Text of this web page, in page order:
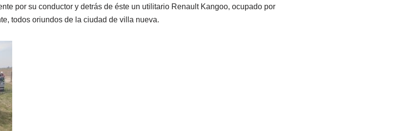
por su conductor y detrás de éste un utilitario Renault Kangoo, ocupado por
todos oriundos de la ciudad de villa nueva.